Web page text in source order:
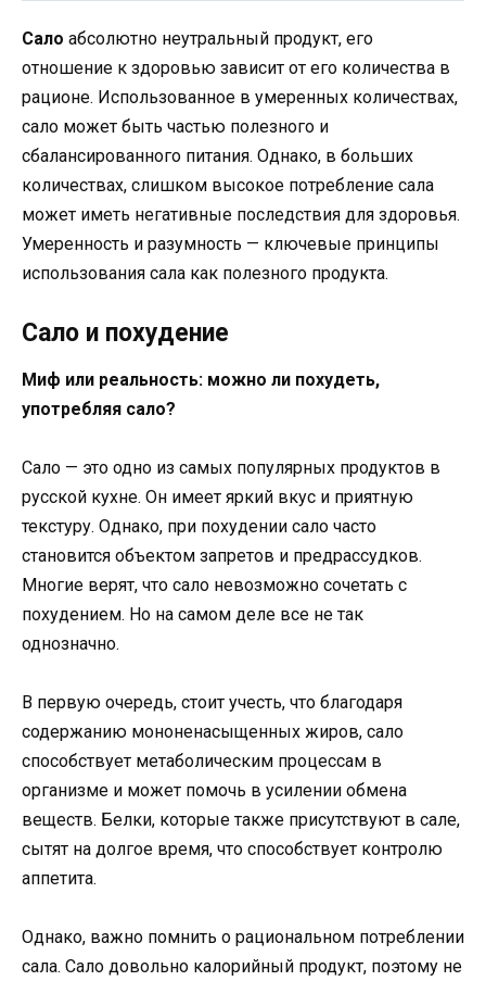
Сало абсолютно неутральный продукт, его
отношение к здоровью зависит от его количества в
рационе. Использованное в умеренных количествах,
сало может быть частью полезного и
сбалансированного питания. Однако, в больших
количествах, слишком высокое потребление сала
может иметь негативные последствия для здоровья.
Умеренность и разумность — ключевые принципы
использования сала как полезного продукта.
Сало и похудение
Миф или реальность: можно ли похудеть,
употребляя сало?
Сало — это одно из самых популярных продуктов в
русской кухне. Он имеет яркий вкус и приятную
текстуру. Однако, при похудении сало часто
становится объектом запретов и предрассудков.
Многие верят, что сало невозможно сочетать с
похудением. Но на самом деле все не так
однозначно.
В первую очередь, стоит учесть, что благодаря
содержанию мононенасыщенных жиров, сало
способствует метаболическим процессам в
организме и может помочь в усилении обмена
веществ. Белки, которые также присутствуют в сале,
сытят на долгое время, что способствует контролю
аппетита.
Однако, важно помнить о рациональном потреблении
сала. Сало довольно калорийный продукт, поэтому не